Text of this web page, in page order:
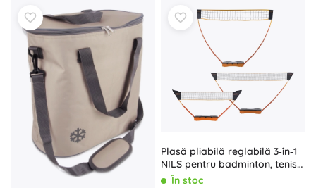
Plasă pliabilă reglabilă 3‑în‑1
NILS pentru badminton, tenis
și volei
În stoc